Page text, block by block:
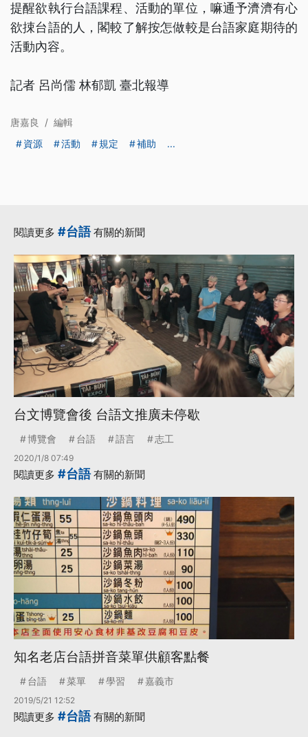
提醒欲執行台語課程、活動的單位，嘛通予濟濟有心
欲捒台語的人，閣較了解按怎做較是台語家庭期待的
活動內容。
記者 呂尚儒 林郁凱 臺北報導
唐嘉良 / 編輯
資源
活動 規定 補助 ...
閱讀更多 #台語有關的新聞
台文博覽會後 台語文推廣未停歇
博覽會 台語 語言 志工
2020/1/8 07:49
閱讀更多 #台語有關的新聞
知名老店台語拼音菜單供顧客點餐
台語 菜單 學習 嘉義市
2019/5/21 12:52
閱讀更多 #台語有關的新聞